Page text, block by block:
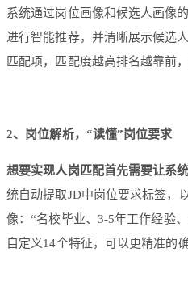
系统通过岗位画像和候选人画像
进行智能推荐，并清晰展示候选
匹配项，匹配度越高排名越靠前
2、岗位解析，“读懂”岗位要求
想要实现人岗匹配首先需要让系
统自动提取JD中岗位要求标签，
像：“名校毕业、3-5年工作经验
自定义14个特征，可以更精准的